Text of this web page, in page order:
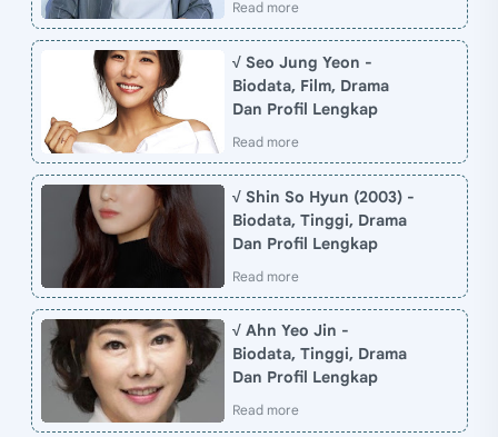
√ Seo Jung Yeon -
Biodata, Film, Drama
Dan Profil Lengkap
√ Shin So Hyun (2003) -
Biodata, Tinggi, Drama
Dan Profil Lengkap
√ Ahn Yeo Jin -
Biodata, Tinggi, Drama
Dan Profil Lengkap